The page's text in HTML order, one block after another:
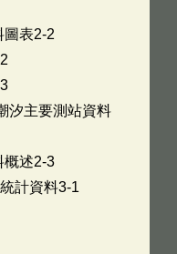
圖表2-2
汐主要測站資料
概述2-3
計資料3-1